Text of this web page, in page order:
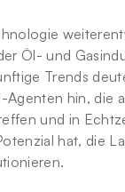
Öl- und
Trends
Agenten hin, die
und in
hat, die